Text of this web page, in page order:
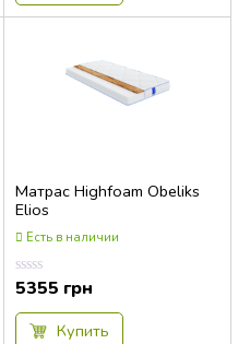
Матрас Highfoam Obeliks
Elios
Есть в наличии
Оценка
0.00
из
5355 грн
Купить